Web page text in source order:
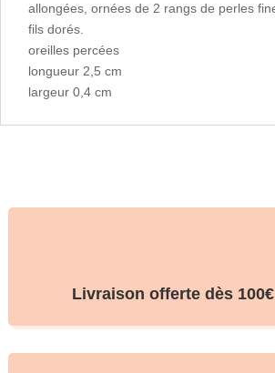
allongées, ornées de 2 rangs de perles
fils dorés.
oreilles percées
longueur 2,5 cm
largeur 0,4 cm
Livraison offerte dès